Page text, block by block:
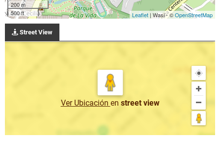
200 m
500 ft
Leaflet | Wasi - ©OpenStreetMap
Street View
Ver Ubicación en street view